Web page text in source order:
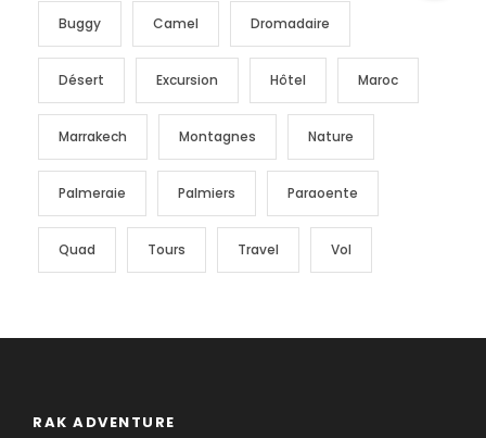
Buggy Camel Dromadaire
Désert Excursion Hôtel Maroc
Marrakech Montagnes Nature
Palmeraie Palmiers Paraoente
Quad Tours Travel Vol
RAK ADVENTURE